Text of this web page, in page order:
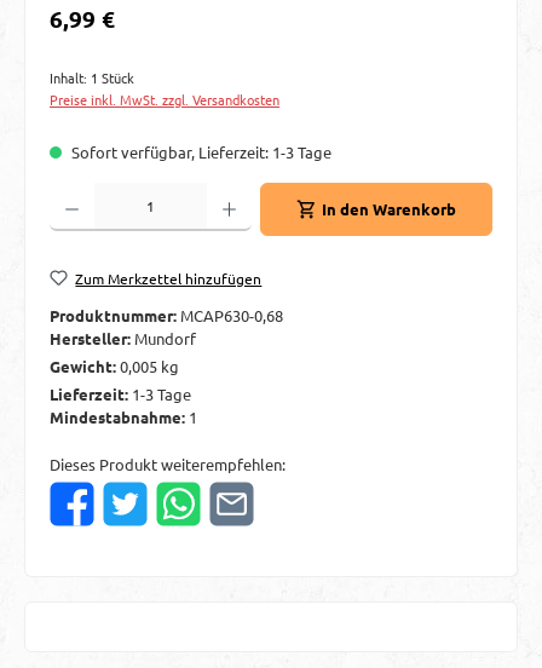
Regulärer Preis:
6,99 €
Inhalt: 1 Stück
Preise inkl. MwSt. zzgl. Versandkosten
Sofort verfügbar, Lieferzeit: 1-3 Tage
Produkt Anzahl: Gib den gewünschten Wert ein oder benutze die Schaltflächen
In den Warenkorb
Zum Merkzettel hinzufügen
Produktnummer: MCAP630-0,68
Hersteller: Mundorf
Gewicht:0,005 kg
Lieferzeit: 1-3 Tage
Mindestabnahme: 1
Dieses Produkt weiterempfehlen: